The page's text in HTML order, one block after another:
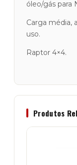
160
óleo/gás para
Carga média,
uso.
Raptor 4×4.
Produtos